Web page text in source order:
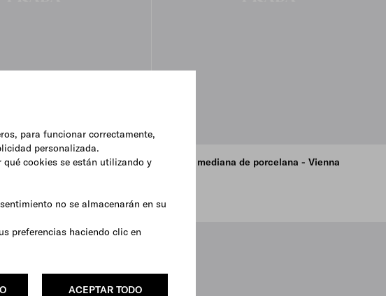
para funcionar correctamente,
personalizada.
cookies se están utilizando y
no se almacenarán en su
preferencias haciendo clic en
ACEPTAR TODO
de porcelana - Vienna
Fuente mediana de porcelana - Vienna